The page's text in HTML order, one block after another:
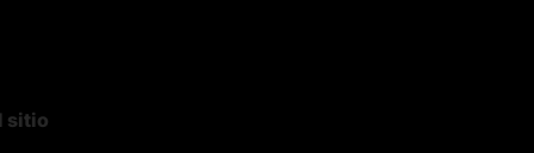
sitio